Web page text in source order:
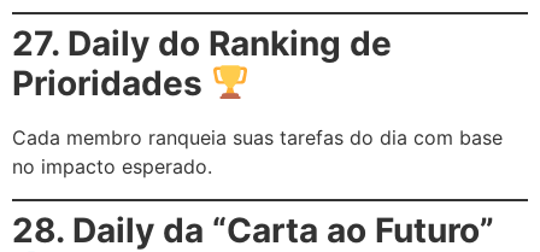
27. Daily do Ranking de
Prioridades
Cada membro ranqueia suas tarefas do dia com base
no impacto esperado.
28. Daily da “Carta ao Futuro”